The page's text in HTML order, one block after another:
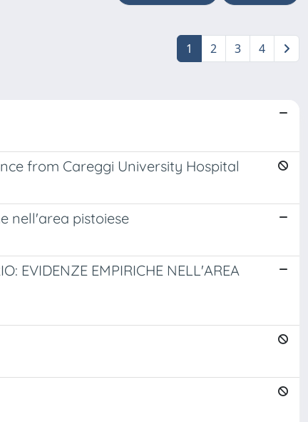
1 2 3 4
from Careggi University Hospital
nell'area pistoiese
EVIDENZE EMPIRICHE NELL'AREA